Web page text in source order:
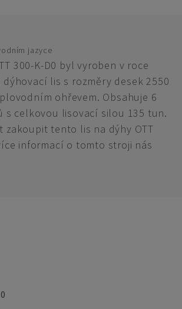
jazyce
300-K-D0 byl vyroben v roce
lis s rozměry desek 2550
ohřevem. Obsahuje 6
s celkovou lisovací silou 135 tun.
zakoupit tento lis na dýhy OTT
informací o tomto stroji nás